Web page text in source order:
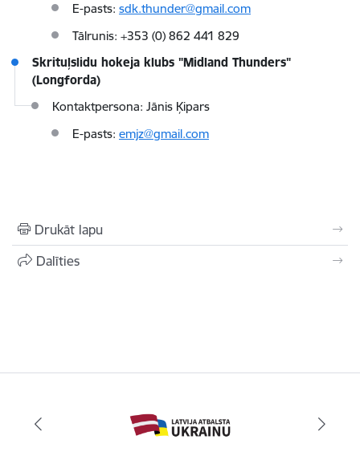
E-pasts: sdk.thunder@gmail.com
Tālrunis: +353 (0) 862 441 829
Skrituļslidu hokeja klubs "Midland Thunders"
(Longforda)
Kontaktpersona: Jānis Ķipars
E-pasts: emjz@gmail.com
Drukāt lapu
Dalīties